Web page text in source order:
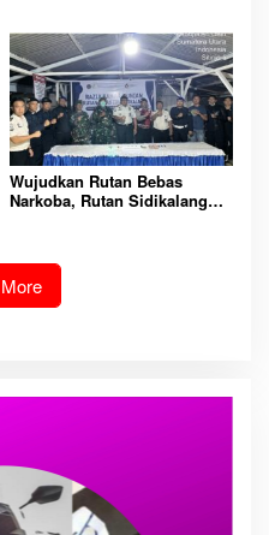
Padangsidimpuan
Wujudkan Rutan Bebas
Narkoba, Rutan Sidikalang